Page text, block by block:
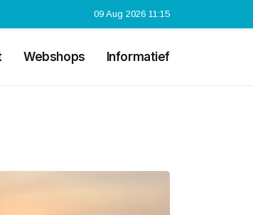
09 Aug 2026 11:15
Webshops Informatief